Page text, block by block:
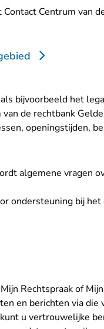
Centrum van
bijvoorbeeld het
de rechtbank
openingstijden,
algemene vragen
ondersteuning bij
Rechtspraak of
en berichten via
u vertrouwelijke